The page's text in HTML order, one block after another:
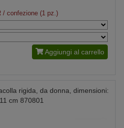
/ confezione (1 pz.)
Aggiungi al carrello
rigida, da donna, dimensioni:
cm 870801